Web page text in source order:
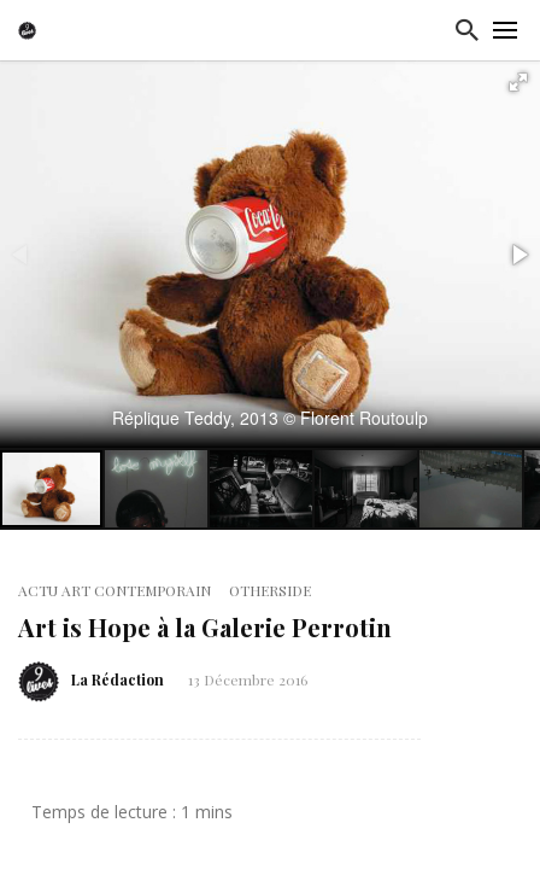
Réplique Teddy, 2013 © Florent Routoulp
ACTU ART CONTEMPORAIN OTHERSIDE
Art is Hope à la Galerie Perrotin
La Rédaction 13 Décembre 2016